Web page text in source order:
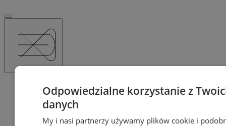
Katalog firm
Lekarze, gabinety lekarskie
Zdrowie
Urolodzy
Odpowiedzialne korzystanie z
danych
My i nasi partnerzy używamy plików cookie i